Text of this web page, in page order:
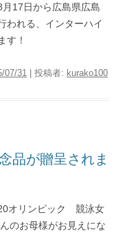
17日から広島県広島
われる、インターハイ
す！
07/31 | 投稿者: kurako100
品が贈呈されま
オリンピック 競泳女
のお母様がお見えにな